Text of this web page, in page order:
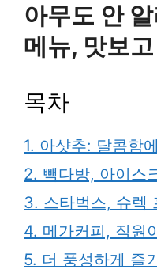
아무도 안
메뉴, 맛보
목차
1. 아샷추: 달콤함
2. 빽다방, 아이스
3. 스타벅스, 슈렉
4. 메가커피, 직원
5. 더 풍성하게 즐